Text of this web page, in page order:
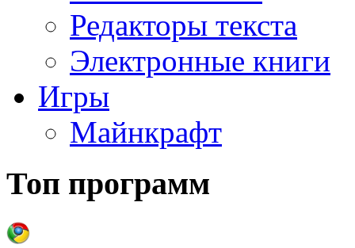
Редакторы текста
Электронные книги
Игры
Майнкрафт
Топ программ